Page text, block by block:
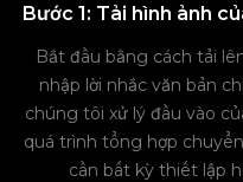
Bước 1: Tải hình ảnh
Bắt đầu bằng cách tải
nhập lời nhắc văn bản
chúng tôi xử lý đầu vào
quá trình tổng hợp
cần bất kỳ thiết lập